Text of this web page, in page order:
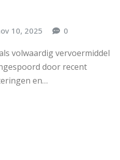
10, 2025 0
volwaardig vervoermiddel
door recent
en…